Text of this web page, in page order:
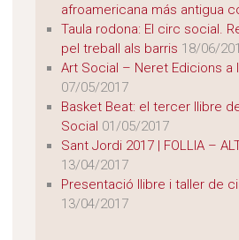
afroamericana más antigua
Taula rodona: El circ social.
pel treball als barris 18/06/
Art Social – Neret Edicions a
07/05/2017
Basket Beat: el tercer llibre
Social 01/05/2017
Sant Jordi 2017 | FOLLIA –
13/04/2017
Presentació llibre i taller de
13/04/2017